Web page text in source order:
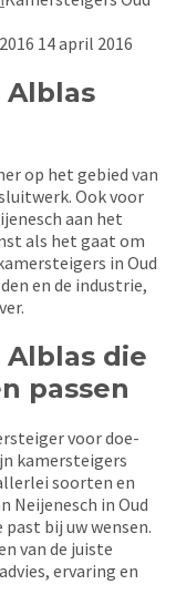
14 april 2016
Alblas
op het gebied van
Ook voor
aan het
als het gaat om
in Oud
en de industrie,
die
passen
voor doe-
kamersteigers
soorten en
Neijenesch in Oud
bij uw wensen.
van de juiste
ervaring en